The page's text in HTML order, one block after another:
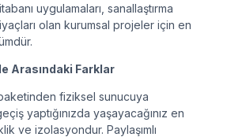
uygulamaları, sanallaştırma
olan kurumsal projeler için en
Arasındaki Farklar
fiziksel sunucuya
yaptığınızda yaşayacağınız en
ve izolasyondur. Paylaşımlı